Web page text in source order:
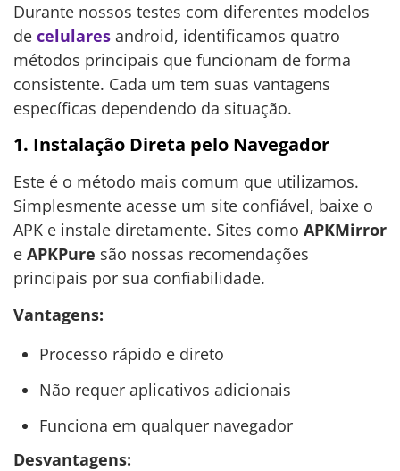
Durante nossos testes com diferentes modelos
de celulares android, identificamos quatro
métodos principais que funcionam de forma
consistente. Cada um tem suas vantagens
específicas dependendo da situação.
1. Instalação Direta pelo Navegador
Este é o método mais comum que utilizamos.
Simplesmente acesse um site confiável, baixe o
APK e instale diretamente. Sites como APKMirror
e APKPure são nossas recomendações
principais por sua confiabilidade.
Vantagens:
Processo rápido e direto
Não requer aplicativos adicionais
Funciona em qualquer navegador
Desvantagens: